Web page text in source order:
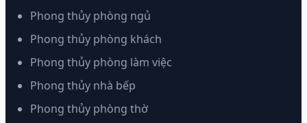
Phong thủy phòng ngủ
Phong thủy phòng khách
Phong thủy phòng làm việc
Phong thủy nhà bếp
Phong thủy phòng thờ